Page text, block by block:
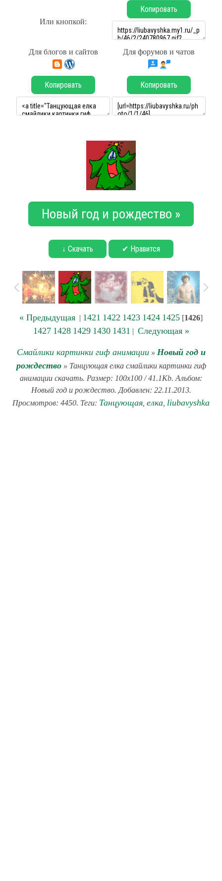
Или кнопкой:
Копировать
Для блогов и сайтов Для форумов и чатов
Копировать Копировать
Новый год и рождество »
↓ Скачать ✔ Нравится
« Предыдущая | 1421 1422 1423 1424 1425 [1426]
1427 1428 1429 1430 1431 | Следующая »
Смайлики картинки гиф анимации» Новый год и
рождество» Танцующая елка смайлики картинки гиф
анимации скачать. Размер: 100x100 / 41.1Kb. Альбом:
Новый год и рождество. Добавлен: 22.11.2013.
Просмотров: 4450. Теги: Танцующая елка liubavyshka